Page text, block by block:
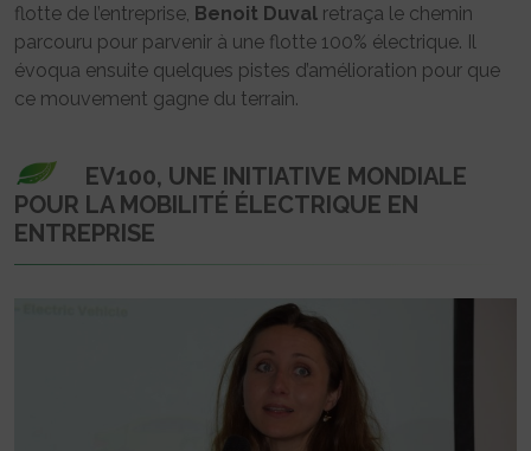
flotte de l’entreprise, Benoit Duval retraça le chemin
parcouru pour parvenir à une flotte 100% électrique. Il
évoqua ensuite quelques pistes d’amélioration pour que
ce mouvement gagne du terrain.
EV100, UNE INITIATIVE MONDIALE
POUR LA MOBILITÉ ÉLECTRIQUE EN
ENTREPRISE